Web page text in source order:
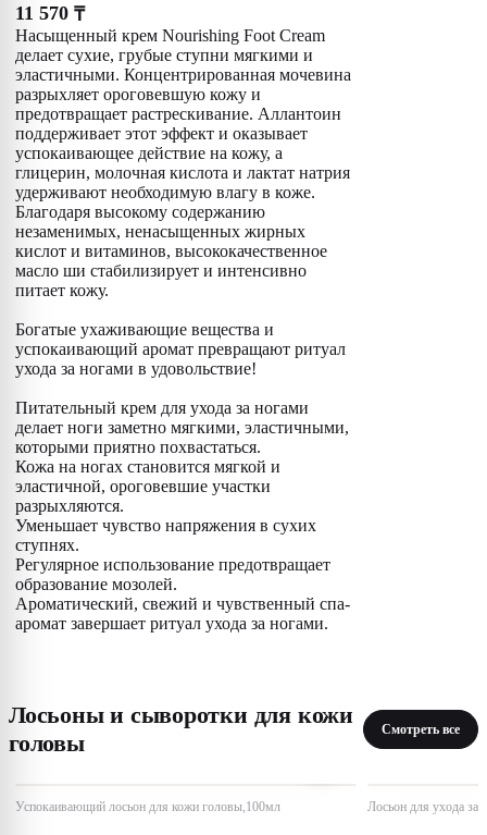
11 570 ₸
Насыщенный крем Nourishing Foot Cream
делает сухие, грубые ступни мягкими и
эластичными. Концентрированная мочевина
разрыхляет ороговевшую кожу и
предотвращает растрескивание. Аллантоин
поддерживает этот эффект и оказывает
успокаивающее действие на кожу, а
глицерин, молочная кислота и лактат натрия
удерживают необходимую влагу в коже.
Благодаря высокому содержанию
незаменимых, ненасыщенных жирных
кислот и витаминов, высококачественное
масло ши стабилизирует и интенсивно
питает кожу.
Богатые ухаживающие вещества и
успокаивающий аромат превращают ритуал
ухода за ногами в удовольствие!
Питательный крем для ухода за ногами
делает ноги заметно мягкими, эластичными,
которыми приятно похвастаться.
Кожа на ногах становится мягкой и
эластичной, ороговевшие участки
разрыхляются.
Уменьшает чувство напряжения в сухих
ступнях.
Регулярное использование предотвращает
образование мозолей.
Ароматический, свежий и чувственный спа-
аромат завершает ритуал ухода за ногами.
Лосьоны и сыворотки для кожи
головы
Смотреть все
Успокаивающий лосьон для кожи головы,100мл Лосьон для ухода за